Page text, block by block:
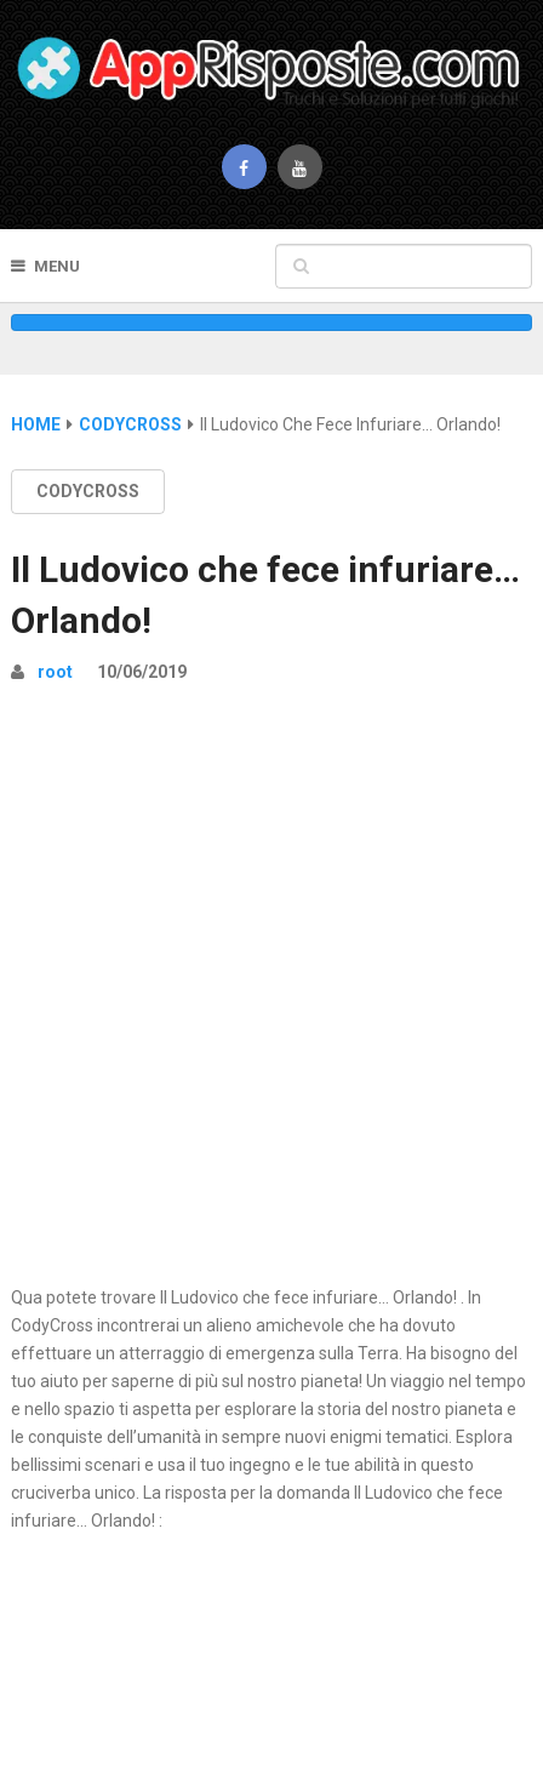
MENU
HOME CODYCROSS Il Ludovico Che Fece Infuriare… Orlando!
CODYCROSS
Il Ludovico che fece infuriare…
Orlando!
root 10/06/2019
Qua potete trovare Il Ludovico che fece infuriare… Orlando! . In
CodyCross incontrerai un alieno amichevole che ha dovuto
effettuare un atterraggio di emergenza sulla Terra. Ha bisogno del
tuo aiuto per saperne di più sul nostro pianeta! Un viaggio nel tempo
e nello spazio ti aspetta per esplorare la storia del nostro pianeta e
le conquiste dell’umanità in sempre nuovi enigmi tematici. Esplora
bellissimi scenari e usa il tuo ingegno e le tue abilità in questo
cruciverba unico. La risposta per la domanda Il Ludovico che fece
infuriare… Orlando! :